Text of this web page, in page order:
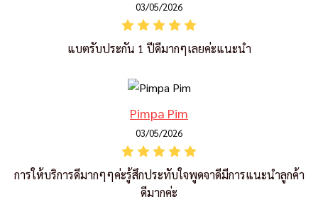
03/05/2026
แบตรับประกัน 1 ปีดีมากๆเลยค่ะแนะนำ
Pimpa Pim
03/05/2026
การให้บริการดีมากๆๆค่ะรู้สึกประทับใจพูดจาดีมีการแนะนำลูกค้า
ดีมากค่ะ